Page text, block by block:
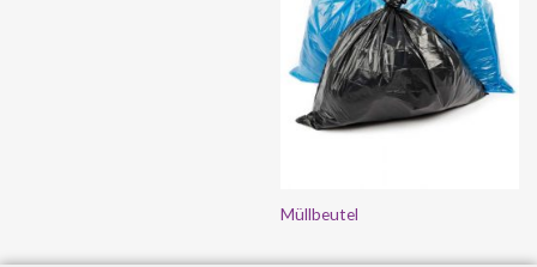
Müllbeutel